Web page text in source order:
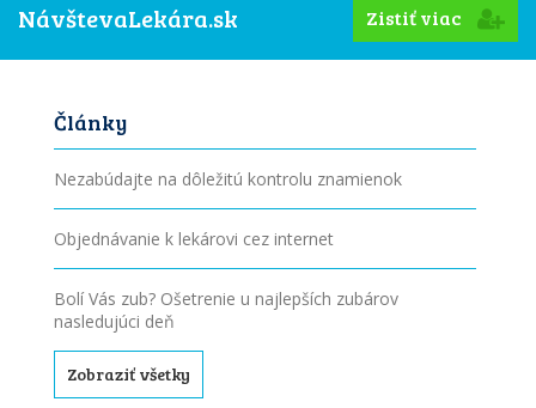
NávštevaLekára.sk
Zistiť viac
Články
Nezabúdajte na dôležitú kontrolu znamienok
Objednávanie k lekárovi cez internet
Bolí Vás zub? Ošetrenie u najlepších zubárov
nasledujúci deň
Zobraziť všetky